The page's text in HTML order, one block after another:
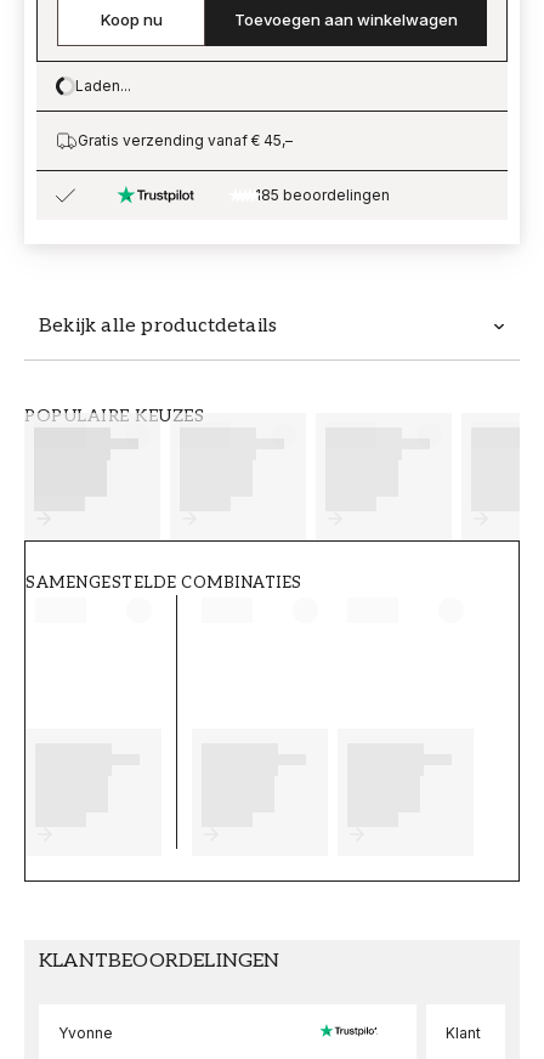
Bekijk alle productdetails
POPULAIRE KEUZES
SAMENGESTELDE COMBINATIES
Koop nu Toevoegen aan winkelwagen
Loading…
Laden...
Gratis verzending vanaf € 45,–
185 beoordelingen
KLANTBEOORDELINGEN
Yvonne Klant